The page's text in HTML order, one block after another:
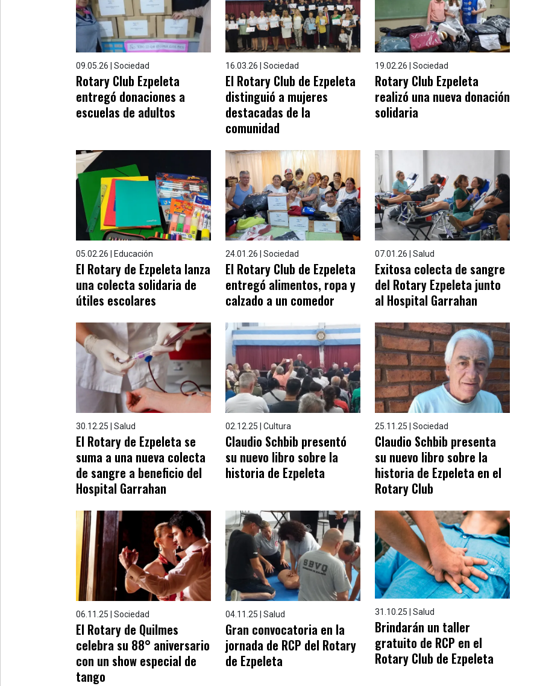
09.05.26 | Sociedad
Rotary Club Ezpeleta
entregó donaciones a
escuelas de adultos
16.03.26 | Sociedad
El Rotary Club de Ezpeleta
distinguió a mujeres
destacadas de la
comunidad
19.02.26 | Sociedad
Rotary Club Ezpeleta
realizó una nueva donación
solidaria
05.02.26 | Educación
El Rotary de Ezpeleta lanza
una colecta solidaria de
útiles escolares
24.01.26 | Sociedad
El Rotary Club de Ezpeleta
entregó alimentos, ropa y
calzado a un comedor
07.01.26 | Salud
Exitosa colecta de sangre
del Rotary Ezpeleta junto
al Hospital Garrahan
30.12.25 | Salud
El Rotary de Ezpeleta se
suma a una nueva colecta
de sangre a beneficio del
Hospital Garrahan
02.12.25 | Cultura
Claudio Schbib presentó
su nuevo libro sobre la
historia de Ezpeleta
25.11.25 | Sociedad
Claudio Schbib presenta
su nuevo libro sobre la
historia de Ezpeleta en el
Rotary Club
06.11.25 | Sociedad
El Rotary de Quilmes
celebra su 88° aniversario
con un show especial de
tango
04.11.25 | Salud
Gran convocatoria en la
jornada de RCP del Rotary
de Ezpeleta
31.10.25 | Salud
Brindarán un taller
gratuito de RCP en el
Rotary Club de Ezpeleta